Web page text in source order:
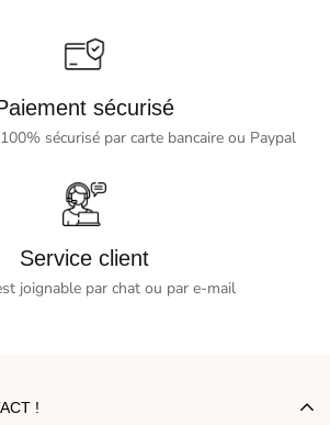
sécurisé
sécurisé par carte bancaire ou Paypal
Service client
joignable par chat ou par e-mail
!